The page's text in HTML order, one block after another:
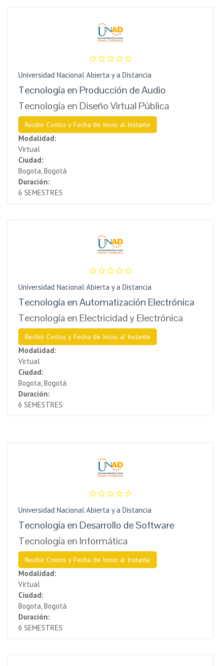
Universidad Nacional Abierta y a Distancia
Tecnología en Producción de Audio
Tecnología en Diseño Virtual Pública
Recibir Costos y Fecha de Inicio al Instante
Modalidad:
Virtual
Ciudad:
Bogota, Bogotá
Duración:
6 SEMESTRES
Universidad Nacional Abierta y a Distancia
Tecnología en Automatización Electrónica
Tecnología en Electricidad y Electrónica
Recibir Costos y Fecha de Inicio al Instante
Modalidad:
Virtual
Ciudad:
Bogota, Bogotá
Duración:
6 SEMESTRES
Universidad Nacional Abierta y a Distancia
Tecnología en Desarrollo de Software
Tecnología en Informática
Recibir Costos y Fecha de Inicio al Instante
Modalidad:
Virtual
Ciudad:
Bogota, Bogotá
Duración:
6 SEMESTRES